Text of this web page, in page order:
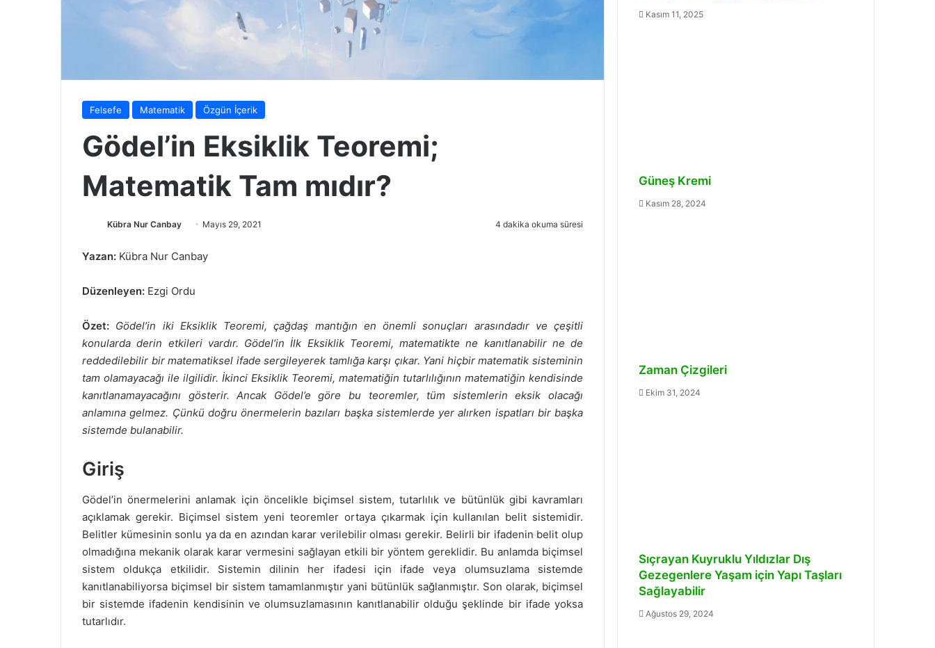
Felsefe Matematik Özgün İçerik
Gödel’in Eksiklik Teoremi;
Matematik Tam mıdır?
Kübra Nur Canbay
posta
Mayıs 29, 2021 4 dakika okuma süresi
Yazan: Kübra Nur Canbay
Düzenleyen: Ezgi Ordu
Özet: Gödel’in iki Eksiklik Teoremi, çağdaş mantığın en önemli sonuçları arasındadır ve çeşitli
konularda derin etkileri vardır. Gödel’in İlk Eksiklik Teoremi, matematikte ne kanıtlanabilir ne de
reddedilebilir bir matematiksel ifade sergileyerek tamlığa karşı çıkar. Yani hiçbir matematik sisteminin
tam olamayacağı ile ilgilidir. İkinci Eksiklik Teoremi, matematiğin tutarlılığının matematiğin kendisinde
kanıtlanamayacağını gösterir. Ancak Gödel’e göre bu teoremler, tüm sistemlerin eksik olacağı
anlamına gelmez. Çünkü doğru önermelerin bazıları başka sistemlerde yer alırken ispatları bir başka
sistemde bulanabilir.
Giriş
Gödel’in önermelerini anlamak için öncelikle biçimsel sistem, tutarlılık ve bütünlük gibi kavramları
açıklamak gerekir. Biçimsel sistem yeni teoremler ortaya çıkarmak için kullanılan belit sistemidir.
Belitler kümesinin sonlu ya da en azından karar verilebilir olması gerekir. Belirli bir ifadenin belit olup
olmadığına mekanik olarak karar vermesini sağlayan etkili bir yöntem gereklidir. Bu anlamda biçimsel
sistem oldukça etkilidir. Sistemin dilinin her ifadesi için ifade veya olumsuzlama sistemde
kanıtlanabiliyorsa biçimsel bir sistem tamamlanmıştır yani bütünlük sağlanmıştır. Son olarak, biçimsel
bir sistemde ifadenin kendisinin ve olumsuzlamasının kanıtlanabilir olduğu şeklinde bir ifade yoksa
tutarlıdır.
Kasım 11, 2025
Güneş Kremi
Kasım 28, 2024
Zaman Çizgileri
Ekim 31, 2024
Sıçrayan Kuyruklu Yıldızlar Dış
Gezegenlere Yaşam için Yapı Taşları
Sağlayabilir
Ağustos 29, 2024